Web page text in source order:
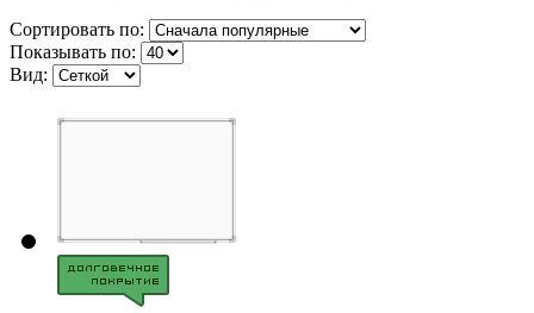
Сортировать по:
Показывать по:
Вид: